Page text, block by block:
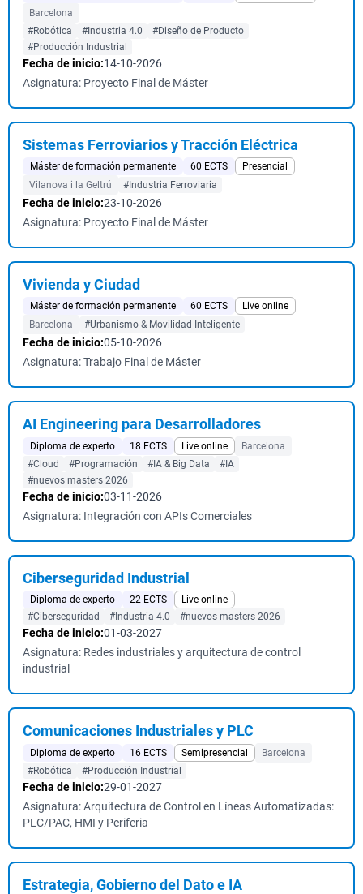
Barcelona
#Robótica
#Industria 4.0
#Diseño de Producto
#Producción Industrial
Fecha de inicio:14-10-2026
Asignatura: Proyecto Final de Máster
Sistemas Ferroviarios y Tracción Eléctrica
Máster de formación permanente 60 ECTS
Presencial
Vilanova i la Geltrú
#Industria Ferroviaria
Fecha de inicio:23-10-2026
Asignatura: Proyecto Final de Máster
Vivienda y Ciudad
Máster de formación permanente 60 ECTS
Live online
Barcelona
#Urbanismo & Movilidad Inteligente
Fecha de inicio:05-10-2026
Asignatura: Trabajo Final de Máster
AI Engineering para Desarrolladores
Diploma de experto 18 ECTS Live online
Barcelona
#Cloud
#Programación #IA & Big Data
#IA
#nuevos masters 2026
Fecha de inicio:03-11-2026
Asignatura: Integración con APIs Comerciales
Ciberseguridad Industrial
Diploma de experto 22 ECTS
Live online
#Ciberseguridad
#Industria 4.0 #nuevos masters 2026
Fecha de inicio:01-03-2027
Asignatura: Redes industriales y arquitectura de control
industrial
Comunicaciones Industriales y PLC
Diploma de experto 16 ECTS Semipresencial
Barcelona
#Robótica
#Producción Industrial
Fecha de inicio:29-01-2027
Asignatura: Arquitectura de Control en Líneas Automatizadas:
PLC/PAC, HMI y Periferia
Estrategia, Gobierno del Dato e IA